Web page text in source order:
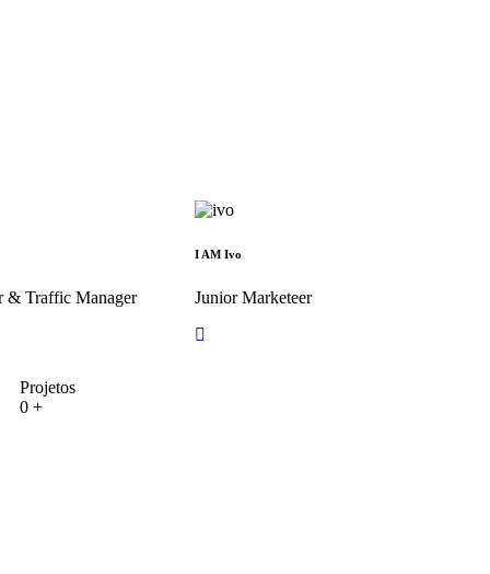
& Traffic Manager
I AM Ivo
Junior Marketeer
Projetos
0 +